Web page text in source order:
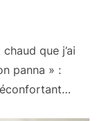
que j’ai
panna » :